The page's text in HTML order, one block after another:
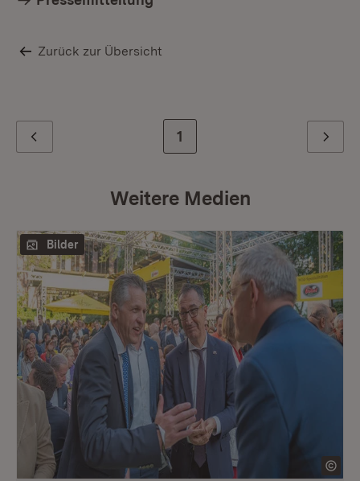
Zurück zur Übersicht
Zur letzten Seite
1 Weiter
Weitere Medien
Bilder